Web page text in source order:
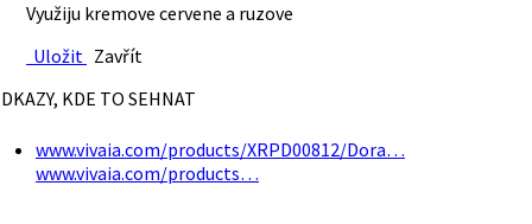
Využiju kremove cervene a ruzove
Uložit Zavřít
KDE TO SEHNAT
www.vivaia.com/products/XRPD00812/Dora…
www.vivaia.com/products…